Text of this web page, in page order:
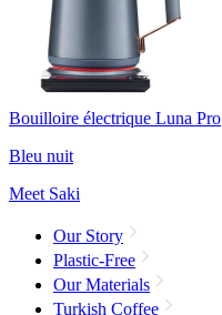
Bouilloire électrique Luna Pro
Bleu nuit
Meet Saki
Our Story
Plastic-Free
Our Materials
Turkish Coffee